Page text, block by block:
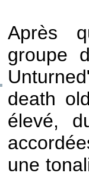
Après
groupe
death
élevé,
une